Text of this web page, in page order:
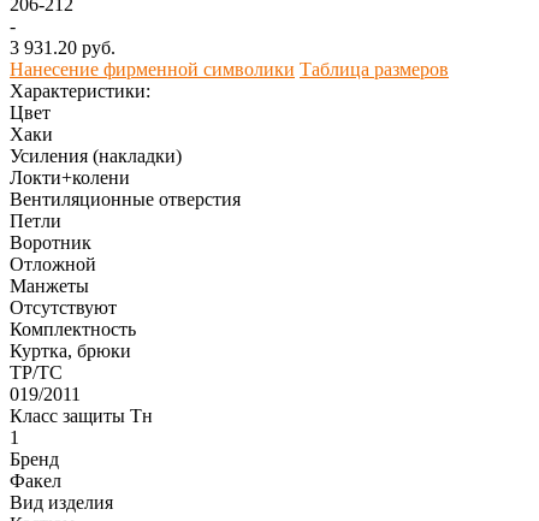
-
3 931.20 руб.
Нанесение фирменной символики Таблица размеров
Характеристики:
Цвет
Хаки
Усиления (накладки)
Локти+колени
Вентиляционные отверстия
Петли
Воротник
Отложной
Манжеты
Отсутствуют
Комплектность
Куртка, брюки
ТР/ТС
019/2011
Класс защиты Тн
1
Бренд
Факел
Вид изделия